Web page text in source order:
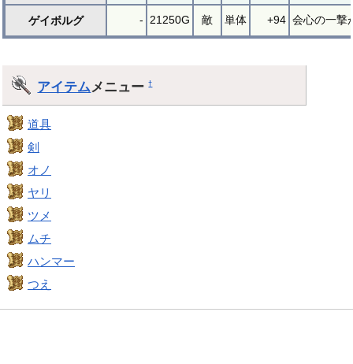
ゲイボルグ - 21250G 敵 単体 +94 会心の一撃
アイテムメニュー†
道具
剣
オノ
ヤリ
ツメ
ムチ
ハンマー
つえ